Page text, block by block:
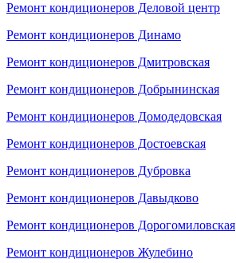
Ремонт кондиционеров Деловой центр
Ремонт кондиционеров Динамо
Ремонт кондиционеров Дмитровская
Ремонт кондиционеров Добрынинская
Ремонт кондиционеров Домодедовская
Ремонт кондиционеров Достоевская
Ремонт кондиционеров Дубровка
Ремонт кондиционеров Давыдково
Ремонт кондиционеров Дорогомиловская
Ремонт кондиционеров Жулебино